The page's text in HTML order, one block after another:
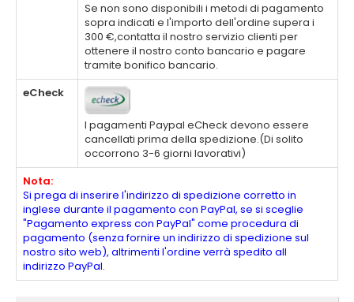
Se non sono disponibili i metodi di pagamento
sopra indicati e l'importo dell'ordine supera i
300 €,contatta il nostro servizio clienti per
ottenere il nostro conto bancario e pagare
tramite bonifico bancario.
eCheck
I pagamenti Paypal eCheck devono essere
cancellati prima della spedizione.(Di solito
occorrono 3-6 giorni lavorativi)
Nota:
Si prega di inserire l'indirizzo di spedizione corretto in
inglese durante il pagamento con PayPal, se si sceglie
"Pagamento express con PayPal" come procedura di
pagamento (senza fornire un indirizzo di spedizione sul
nostro sito web), altrimenti l'ordine verrà spedito all
indirizzo PayPal.